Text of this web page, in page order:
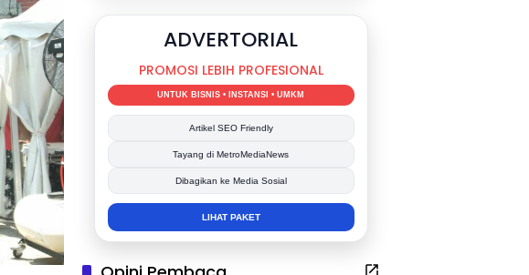
DUKUNG KAMI
BERSAMA METROMEDIANEWS.CO
MEDIA INFORMASI TERPERCAYA
Publikasi Kegiatan
Berita Promosi
Tingkatkan Branding Anda
INFO SELENGKAPNYA